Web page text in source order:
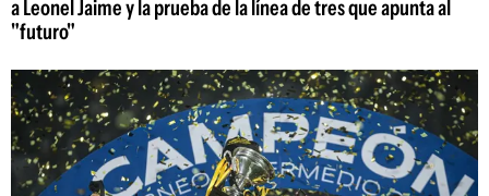
a Leonel Jaime y la prueba de la línea de tres que apunta al
"futuro"